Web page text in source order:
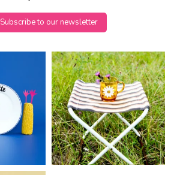
Subscribe to our newsletter